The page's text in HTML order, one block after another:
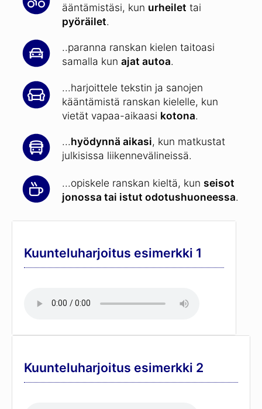
ääntämistäsi, kun urheilet tai
pyöräilet.
..paranna ranskan kielen taitoasi
samalla kun ajat autoa.
...harjoittele tekstin ja sanojen
kääntämistä ranskan kielelle, kun
vietät vapaa-aikaasi kotona.
...hyödynnä aikasi, kun matkustat
julkisissa liikennevälineissä.
...opiskele ranskan kieltä, kun seisot
jonossa tai istut odotushuoneessa.
Kuunteluharjoitus esimerkki 1
Kuunteluharjoitus esimerkki 2